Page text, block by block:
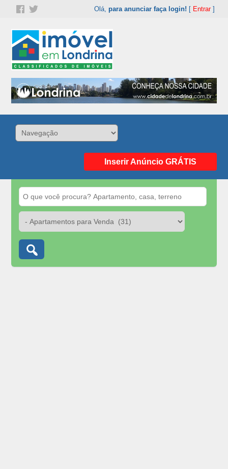
Olá, para anunciar faça login! [ Entrar]
Inserir Anúncio GRÁTIS